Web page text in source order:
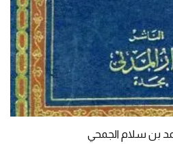
بن سلام الجمحي